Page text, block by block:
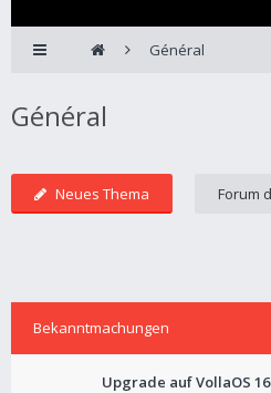
Général
Général
Neues Thema
Bekanntmachungen
Upgrade auf VollaOS 16